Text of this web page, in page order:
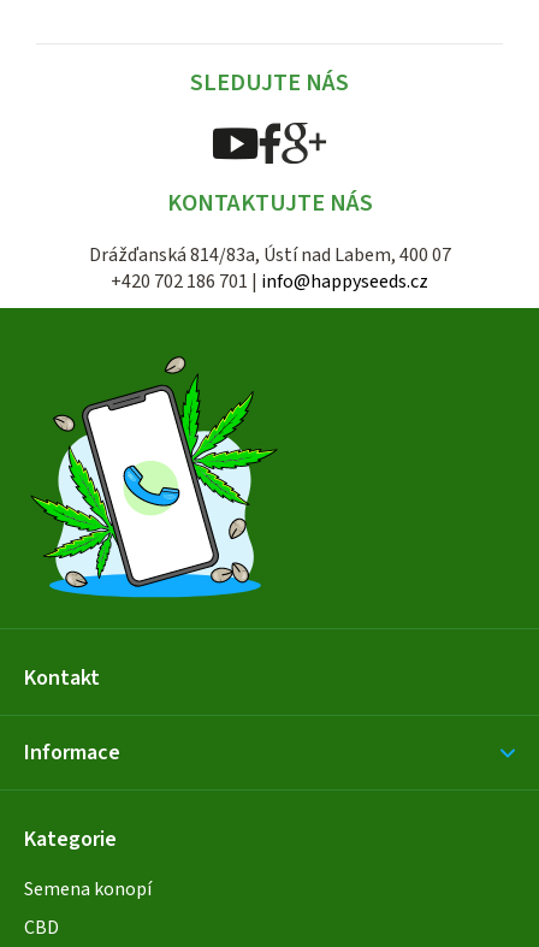
SLEDUJTE NÁS
KONTAKTUJTE NÁS
Drážďanská 814/83a, Ústí nad Labem, 400 07
+420 702 186 701 | info@happyseeds.cz
Kontakt
Informace
Kategorie
Semena konopí
CBD